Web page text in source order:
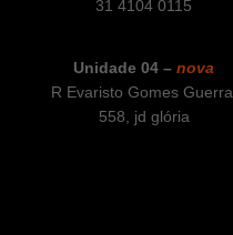
31 4104 0115
Unidade 04 – nova
R Evaristo Gomes Guerra,
558, jd glória